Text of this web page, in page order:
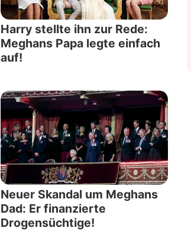
Harry stellte ihn zur Rede:
Meghans Papa legte einfach
auf!
Neuer Skandal um Meghans
Dad: Er finanzierte
Drogensüchtige!